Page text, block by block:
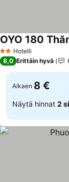
2 Tähtiluokitus
Hotelli
OYO 180
8,0 Erittäin hyvä
Alkaen 8 €
Näytä hinnat 2